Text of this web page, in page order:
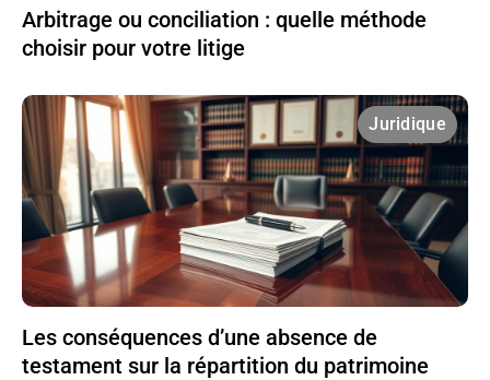
Arbitrage ou conciliation : quelle méthode
choisir pour votre litige
Juridique
Les conséquences d’une absence de
testament sur la répartition du patrimoine